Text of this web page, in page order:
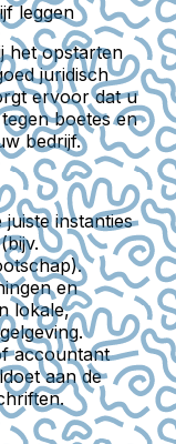
leggen
het opstarten
juridisch
ervoor dat u
boetes en
bedrijf.
instanties
en
lokale,
accountant
aan de